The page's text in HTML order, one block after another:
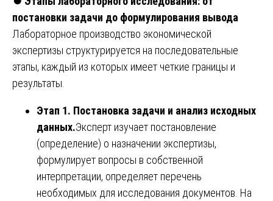
постановки задачи до формулирования вывода
Лабораторное производство экономической
экспертизы структурируется на последовательные
этапы, каждый из которых имеет четкие границы и
результаты.
Этап 1. Постановка задачи и анализ исходных
данных.Эксперт изучает постановление
(определение) о назначении экспертизы,
формулирует вопросы в собственной
интерпретации, определяет перечень
необходимых для исследования документов. На